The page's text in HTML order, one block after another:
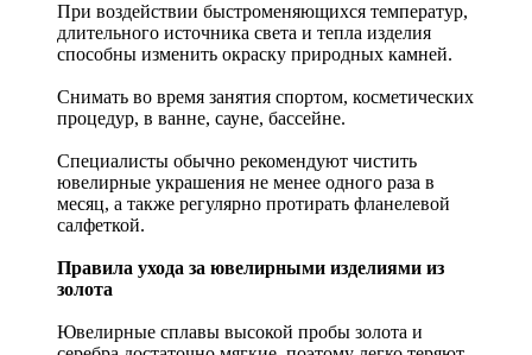
При воздействии быстроменяющихся температур,
длительного источника света и тепла изделия
способны изменить окраску природных камней.
Снимать во время занятия спортом, косметических
процедур, в ванне, сауне, бассейне.
Специалисты обычно рекомендуют чистить
ювелирные украшения не менее одного раза в
месяц, а также регулярно протирать фланелевой
салфеткой.
Правила ухода за ювелирными изделиями из
золота
Ювелирные сплавы высокой пробы золота и